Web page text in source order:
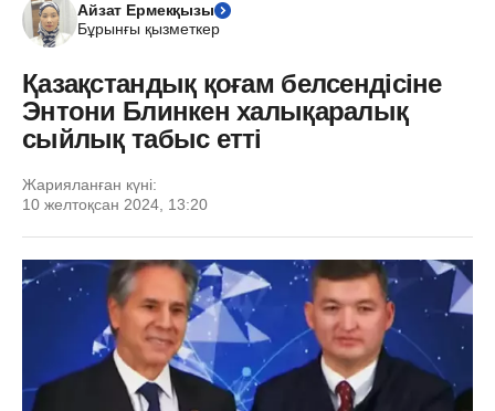
Айзат Ермекқызы
Бұрынғы қызметкер
Қазақстандық қоғам белсендісіне
Энтони Блинкен халықаралық
сыйлық табыс етті
Жарияланған күні:
10 желтоқсан 2024, 13:20